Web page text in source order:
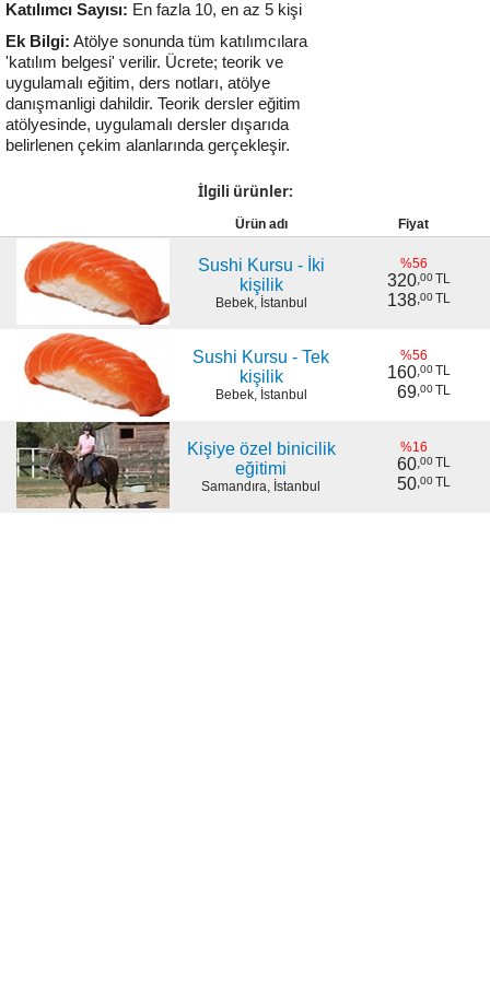
Katılımcı Sayısı: En fazla 10, en az 5 kişi
Ek Bilgi: Atölye sonunda tüm katılımcılara
'katılım belgesi' verilir. Ücrete; teorik ve
uygulamalı eğitim, ders notları, atölye
danışmanligi dahildir. Teorik dersler eğitim
atölyesinde, uygulamalı dersler dışarıda
belirlenen çekim alanlarında gerçekleşir.
İlgili ürünler:
Ürün adı Fiyat
Sushi Kursu - İki
kişilik
Bebek, İstanbul
%56
320,00 TL
138,00 TL
Sushi Kursu - Tek
kişilik
Bebek, İstanbul
%56
160,00 TL
69,00 TL
Kişiye özel binicilik
eğitimi
Samandıra, İstanbul
%16
60,00 TL
50,00 TL